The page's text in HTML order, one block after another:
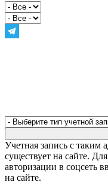
Учетная запись с таким
существует на сайте.
авторизации в соцсеть
на сайте.